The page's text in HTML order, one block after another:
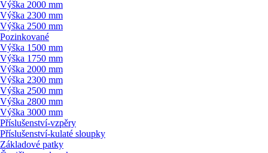
Výška 2000 mm
Výška 2300 mm
Výška 2500 mm
Pozinkované
Výška 1500 mm
Výška 1750 mm
Výška 2000 mm
Výška 2300 mm
Výška 2500 mm
Výška 2800 mm
Výška 3000 mm
Příslušenství-vzpěry
Příslušenství-kulaté sloupky
Základové patky